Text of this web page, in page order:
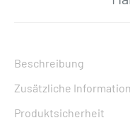
e
S
Beschreibung
Zusätzliche Information
Produktsicherheit